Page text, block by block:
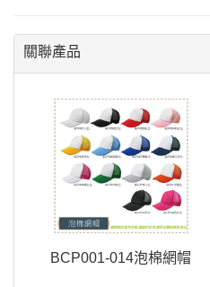
關聯產品
BCP001-014泡棉網帽